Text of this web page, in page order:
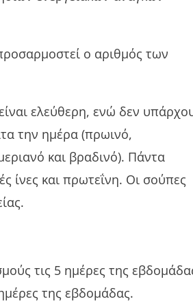
ο αριθμός των
ελεύθερη, ενώ δεν
την ημέρα (πρωινό,
και βραδινό). Πάντα
ίνες και πρωτεΐνη. Οι σούπες
τις 5 ημέρες της
της εβδομάδας.